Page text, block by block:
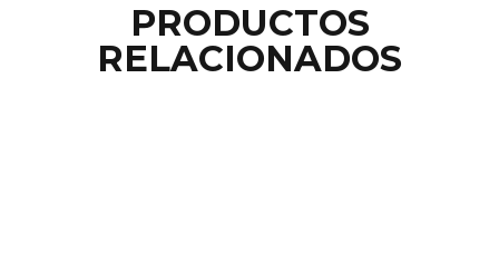
PRODUCTOS
RELACIONADOS